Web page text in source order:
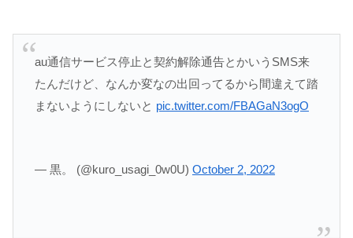
au通信サービス停止と契約解除通告とかいうSMS来
たんだけど、なんか変なの出回ってるから間違えて踏
まないようにしないと pic.twitter.com/FBAGaN3ogO
— 黒。 (@kuro_usagi_0w0U) October 2, 2022